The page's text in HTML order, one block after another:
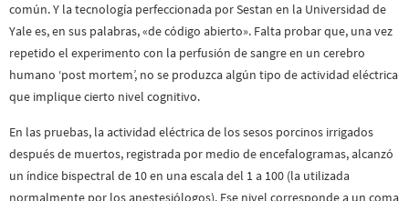
común. Y la tecnología perfeccionada por Sestan en la Universidad de
Yale es, en sus palabras, «de código abierto». Falta probar que, una vez
repetido el experimento con la perfusión de sangre en un cerebro
humano ‘post mortem’, no se produzca algún tipo de actividad eléctrica
que implique cierto nivel cognitivo.
En las pruebas, la actividad eléctrica de los sesos porcinos irrigados
después de muertos, registrada por medio de encefalogramas, alcanzó
un índice bispectral de 10 en una escala del 1 a 100 (la utilizada
normalmente por los anestesiólogos). Ese nivel corresponde a un coma